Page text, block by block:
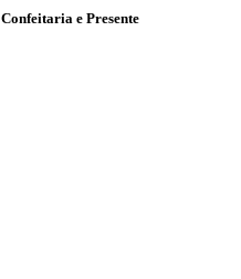
Confeitaria e Presente